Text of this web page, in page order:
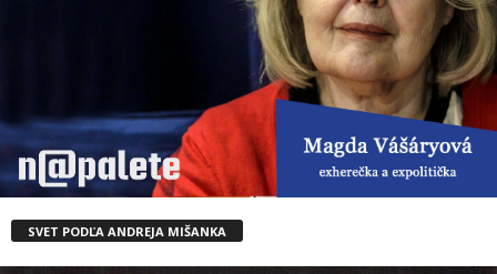
SVET PODĽA ANDREJA MIŠANKA